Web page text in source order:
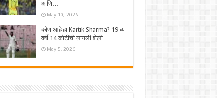
आणि…
May 10, 2026
कोण आहे हा Kartik Sharma? 19 व्या
वर्षी 14 कोटींची लागली बोली
May 5, 2026